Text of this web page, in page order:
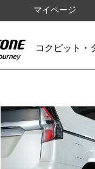
マイページ
コクピット
IMAGES